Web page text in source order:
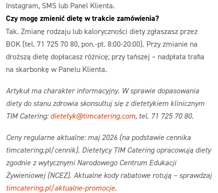
Instagram, SMS lub Panel Klienta.
Czy mogę zmienić dietę w trakcie zamówienia?
Tak. Zmianę rodzaju lub kaloryczności diety zgłaszasz przez
BOK (tel. 71 725 70 80, pon.-pt. 8:00-20:00). Przy zmianie na
droższą dietę dopłacasz różnicę; przy tańszej – nadpłata trafia
na skarbonkę w Panelu Klienta.
Artykuł ma charakter informacyjny. W sprawie dopasowania
diety do stanu zdrowia skonsultuj się z dietetykiem klinicznym
TIM Catering: dietetyk@timcatering.com, tel. 71 725 70 80.
Ceny regularne aktualne: maj 2026 (na podstawie cennika
timcatering.pl/cennik). Dietetycy TIM Catering opracowują diety
zgodnie z wytycznymi Narodowego Centrum Edukacji
Żywieniowej (NCEZ). Aktualne kody rabatowe rotują – sprawdzaj
timcatering.pl/aktualne-promocje.